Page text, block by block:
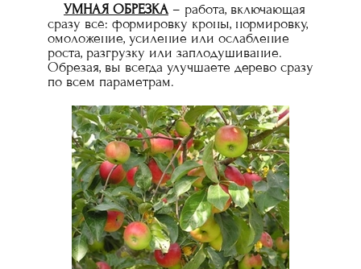
УМНАЯ ОБРЕЗКА – работа, включающая
сразу всё: формировку кроны, нормировку,
омоложение, усиление или ослабление
роста, разгрузку или заплодушивание.
Обрезая, вы всегда улучшаете дерево сразу
по всем параметрам.